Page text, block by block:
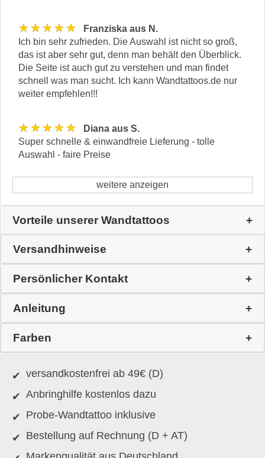
★★★★★
Franziska aus N.
Ich bin sehr zufrieden. Die Auswahl ist nicht so groß,
das ist aber sehr gut, denn man behält den Überblick.
Die Seite ist auch gut zu verstehen und man findet
schnell was man sucht. Ich kann Wandtattoos.de nur
weiter empfehlen!!!
★★★★★
Diana aus S.
Super schnelle & einwandfreie Lieferung - tolle
Auswahl - faire Preise
weitere anzeigen
Vorteile unserer Wandtattoos
Versandhinweise
Persönlicher Kontakt
Anleitung
Farben
versandkostenfrei ab 49€ (D)
Anbringhilfe kostenlos dazu
Probe-Wandtattoo inklusive
Bestellung auf Rechnung (D + AT)